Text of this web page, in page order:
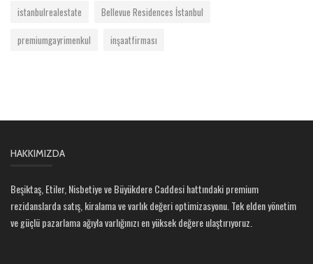
istanbulrealestate
Bellevue Residences İstanbul
premiumgayrimenkul
inşaatfirması
HAKKIMIZDA
Beşiktaş, Etiler, Nisbetiye ve Büyükdere Caddesi hattındaki premium
rezidanslarda satış, kiralama ve varlık değeri optimizasyonu. Tek elden yönetim
ve güçlü pazarlama ağıyla varlığınızı en yüksek değere ulaştırıyoruz.